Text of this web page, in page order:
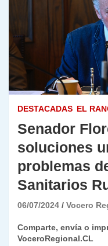
DESTACADAS EL
Senador
soluciones
problemas
Sanitarios
06/07/2024 Vocero
Comparte, envía o
VoceroRegional.CL